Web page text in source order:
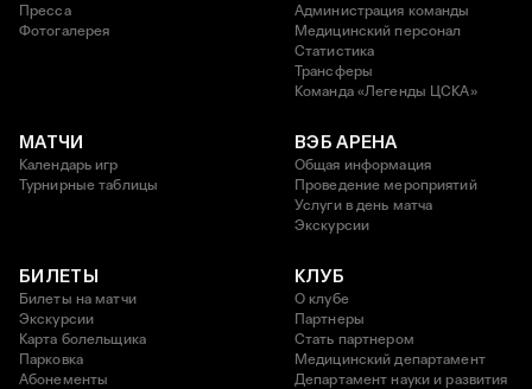
Пресса
Фотогалерея
Администрация команды
Медицинский персонал
Статистика
Трансферы
Команда «Легенды ЦСКА»
МАТЧИ
Календарь игр
Турнирные таблицы
ВЭБ АРЕНА
Общая информация
Проведение мероприятий
Услуги в день матча
Экскурсии
БИЛЕТЫ
Билеты на матчи
Экскурсии
Карта болельщика
Парковка
Абонементы
КЛУБ
О клубе
Партнеры
Стать партнером
Медицинский департамент
Департамент науки и развития